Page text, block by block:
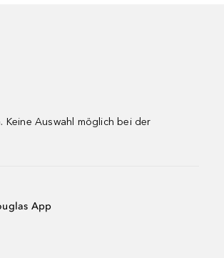
Keine Auswahl möglich bei der
App